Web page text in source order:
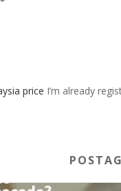
price I’m already